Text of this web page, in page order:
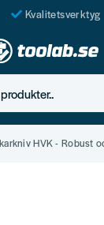
Kvalitetsverktyg
Fraktfritt över 999
En järnhandel för
Butik i Göteborg
HVK - Robust